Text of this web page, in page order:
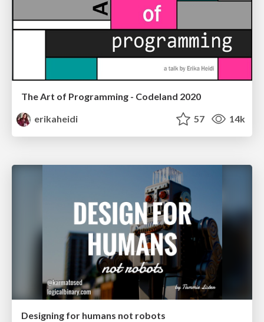
The Art of Programming - Codeland 2020
erikaheidi
57 14k
Designing for humans not robots